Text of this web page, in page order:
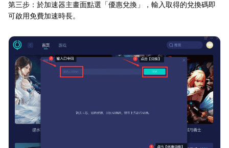
第三步：於加速器主畫面點選「優惠兌換」，輸入取得的兌換碼即
可啟用免費加速時長。